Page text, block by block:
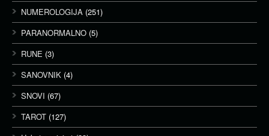
NUMEROLOGIJA (251)
PARANORMALNO (5)
RUNE (3)
SANOVNIK (4)
SNOVI (67)
TAROT (127)